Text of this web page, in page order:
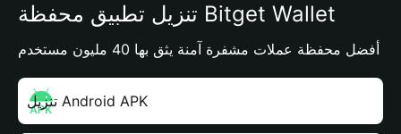
تنزيل تطبيق محفظة Bitget Wallet
أفضل محفظة عملات مشفرة آمنة يثق بها 40 مليون مستخدم
تنزيل Android APK